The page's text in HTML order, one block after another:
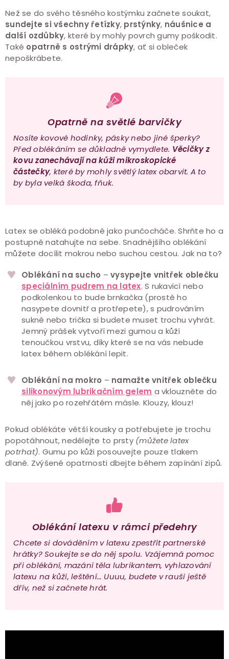
Než se do svého těsného kostýmku začnete soukat,
sundejte si všechny řetízky, prstýnky, náušnice a
další ozdůbky, které by mohly povrch gumy poškodit.
Také opatrně s ostrými drápky, ať si obleček
nepoškrábete.
Opatrně na světlé barvičky
Nosíte kovové hodinky, pásky nebo jiné šperky?
Před oblékáním se důkladně vymydlete. Věcičky z
kovu zanechávají na kůži mikroskopické
částečky, které by mohly světlý latex obarvit. A to
by byla velká škoda, fňuk.
Latex se obléká podobně jako punčocháče. Shrňte ho a
postupně natahujte na sebe. Snadnějšího oblékání
můžete docílit mokrou nebo suchou cestou. Jak na to?
Oblékání na sucho – vysypejte vnitřek oblečku
speciálním pudrem na latex. S rukavicí nebo
podkolenkou to bude brnkačka (prostě ho
nasypete dovnitř a protřepete), s pudrováním
sukně nebo trička si budete muset trochu vyhrát.
Jemný prášek vytvoří mezi gumou a kůží
tenoučkou vrstvu, díky které se na vás nebude
latex během oblékání lepit.
Oblékání na mokro – namažte vnitřek oblečku
silikonovým lubrikačním gelem a vklouzněte do
něj jako po rozehřátém másle. Klouzy, klouz!
Pokud oblékáte větší kousky a potřebujete je trochu
popotáhnout, nedělejte to prsty (můžete latex
potrhat). Gumu po kůži posouvejte pouze tlakem
dlaně. Zvýšené opatrnosti dbejte během zapínání zipů.
Oblékání latexu v rámci předehry
Chcete si dováděním v latexu zpestřit partnerské
hrátky? Soukejte se do něj spolu. Vzájemná pomoc
při oblékání, mazání těla lubrikantem, vyhlazování
latexu na kůži, leštění… Uuuu, budete v rauši ještě
dřív, než si začnete hrát.